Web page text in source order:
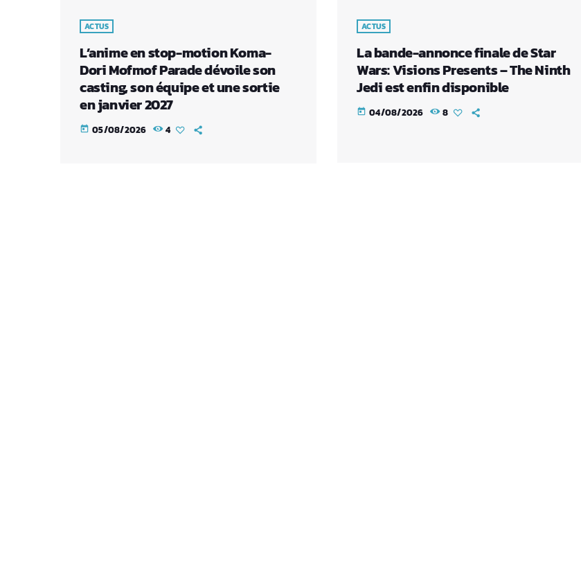
ACTUS
L’anime en stop-motion Koma-
Dori Mofmof Parade dévoile son
casting, son équipe et une sortie
en janvier 2027
today 05/08/2026 4
ACTUS
La bande-annonce finale de Star
Wars: Visions Presents – The Ninth
Jedi est enfin disponible
today 04/08/2026 8